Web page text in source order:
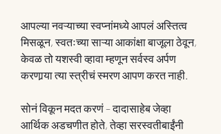
आपल्या नवऱ्याच्या स्वप्नांमध्ये आपलं अस्तित्व
मिसळून, स्वतःच्या साऱ्या आकांक्षा बाजूला ठेवून,
केवळ तो यशस्वी व्हावा म्हणून सर्वस्व अर्पण
करणार्‍या त्या स्त्रीचं स्मरण आपण करत नाही.
सोनं विकून मदत करणं – दादासाहेब जेव्हा
आर्थिक अडचणीत होते, तेव्हा सरस्वतीबाईंनी